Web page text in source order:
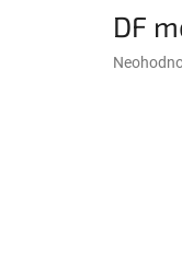
DF
Průměrné